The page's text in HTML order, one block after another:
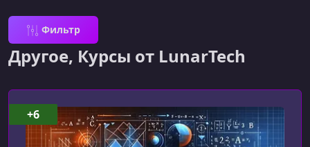
Фильтр
Другое, Курсы от LunarTech
+6